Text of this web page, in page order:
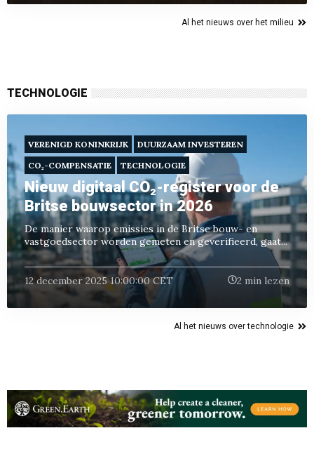
Al het nieuws over het milieu
TECHNOLOGIE
VERENIGD KONINKRIJK
DUURZAAM INVESTEREN
CO₂-COMPENSATIE
TECHNOLOGIE
Nieuw digitaal CO₂-register voor de
Britse bouwsector in 2026
De manier waarop emissies in de Britse bouw- en
vastgoedsector worden gemeten en geverifieerd, gaat...
12 december 2025 10:00:00 CET 2 min lezen
Al het nieuws over technologie